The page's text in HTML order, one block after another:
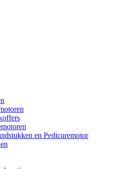
en Pedicuremotor